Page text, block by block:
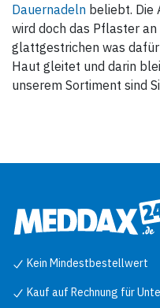
Dauernadeln beliebt. Die
wird doch das Pflaster
glattgestrichen was
Haut gleitet und darin
unserem Sortiment sind
Kein Mindestbestellwert
Kauf auf Rechnung für